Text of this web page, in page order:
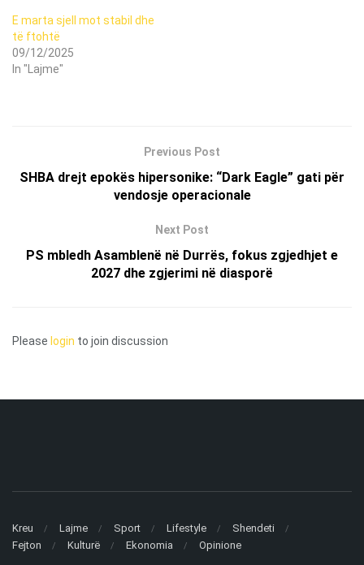
E marta sjell mot stabil dhe
të ftohtë
09/12/2025
In "Lajme"
Previous Post
SHBA drejt epokës hipersonike: “Dark Eagle” gati për
vendosje operacionale
Next Post
PS mbledh Asamblenë në Durrës, fokus zgjedhjet e
2027 dhe zgjerimi në diasporë
Please login to join discussion
Kreu Lajme Sport Lifestyle
Shendeti
Fejton
Kulturë Ekonomia Opinione